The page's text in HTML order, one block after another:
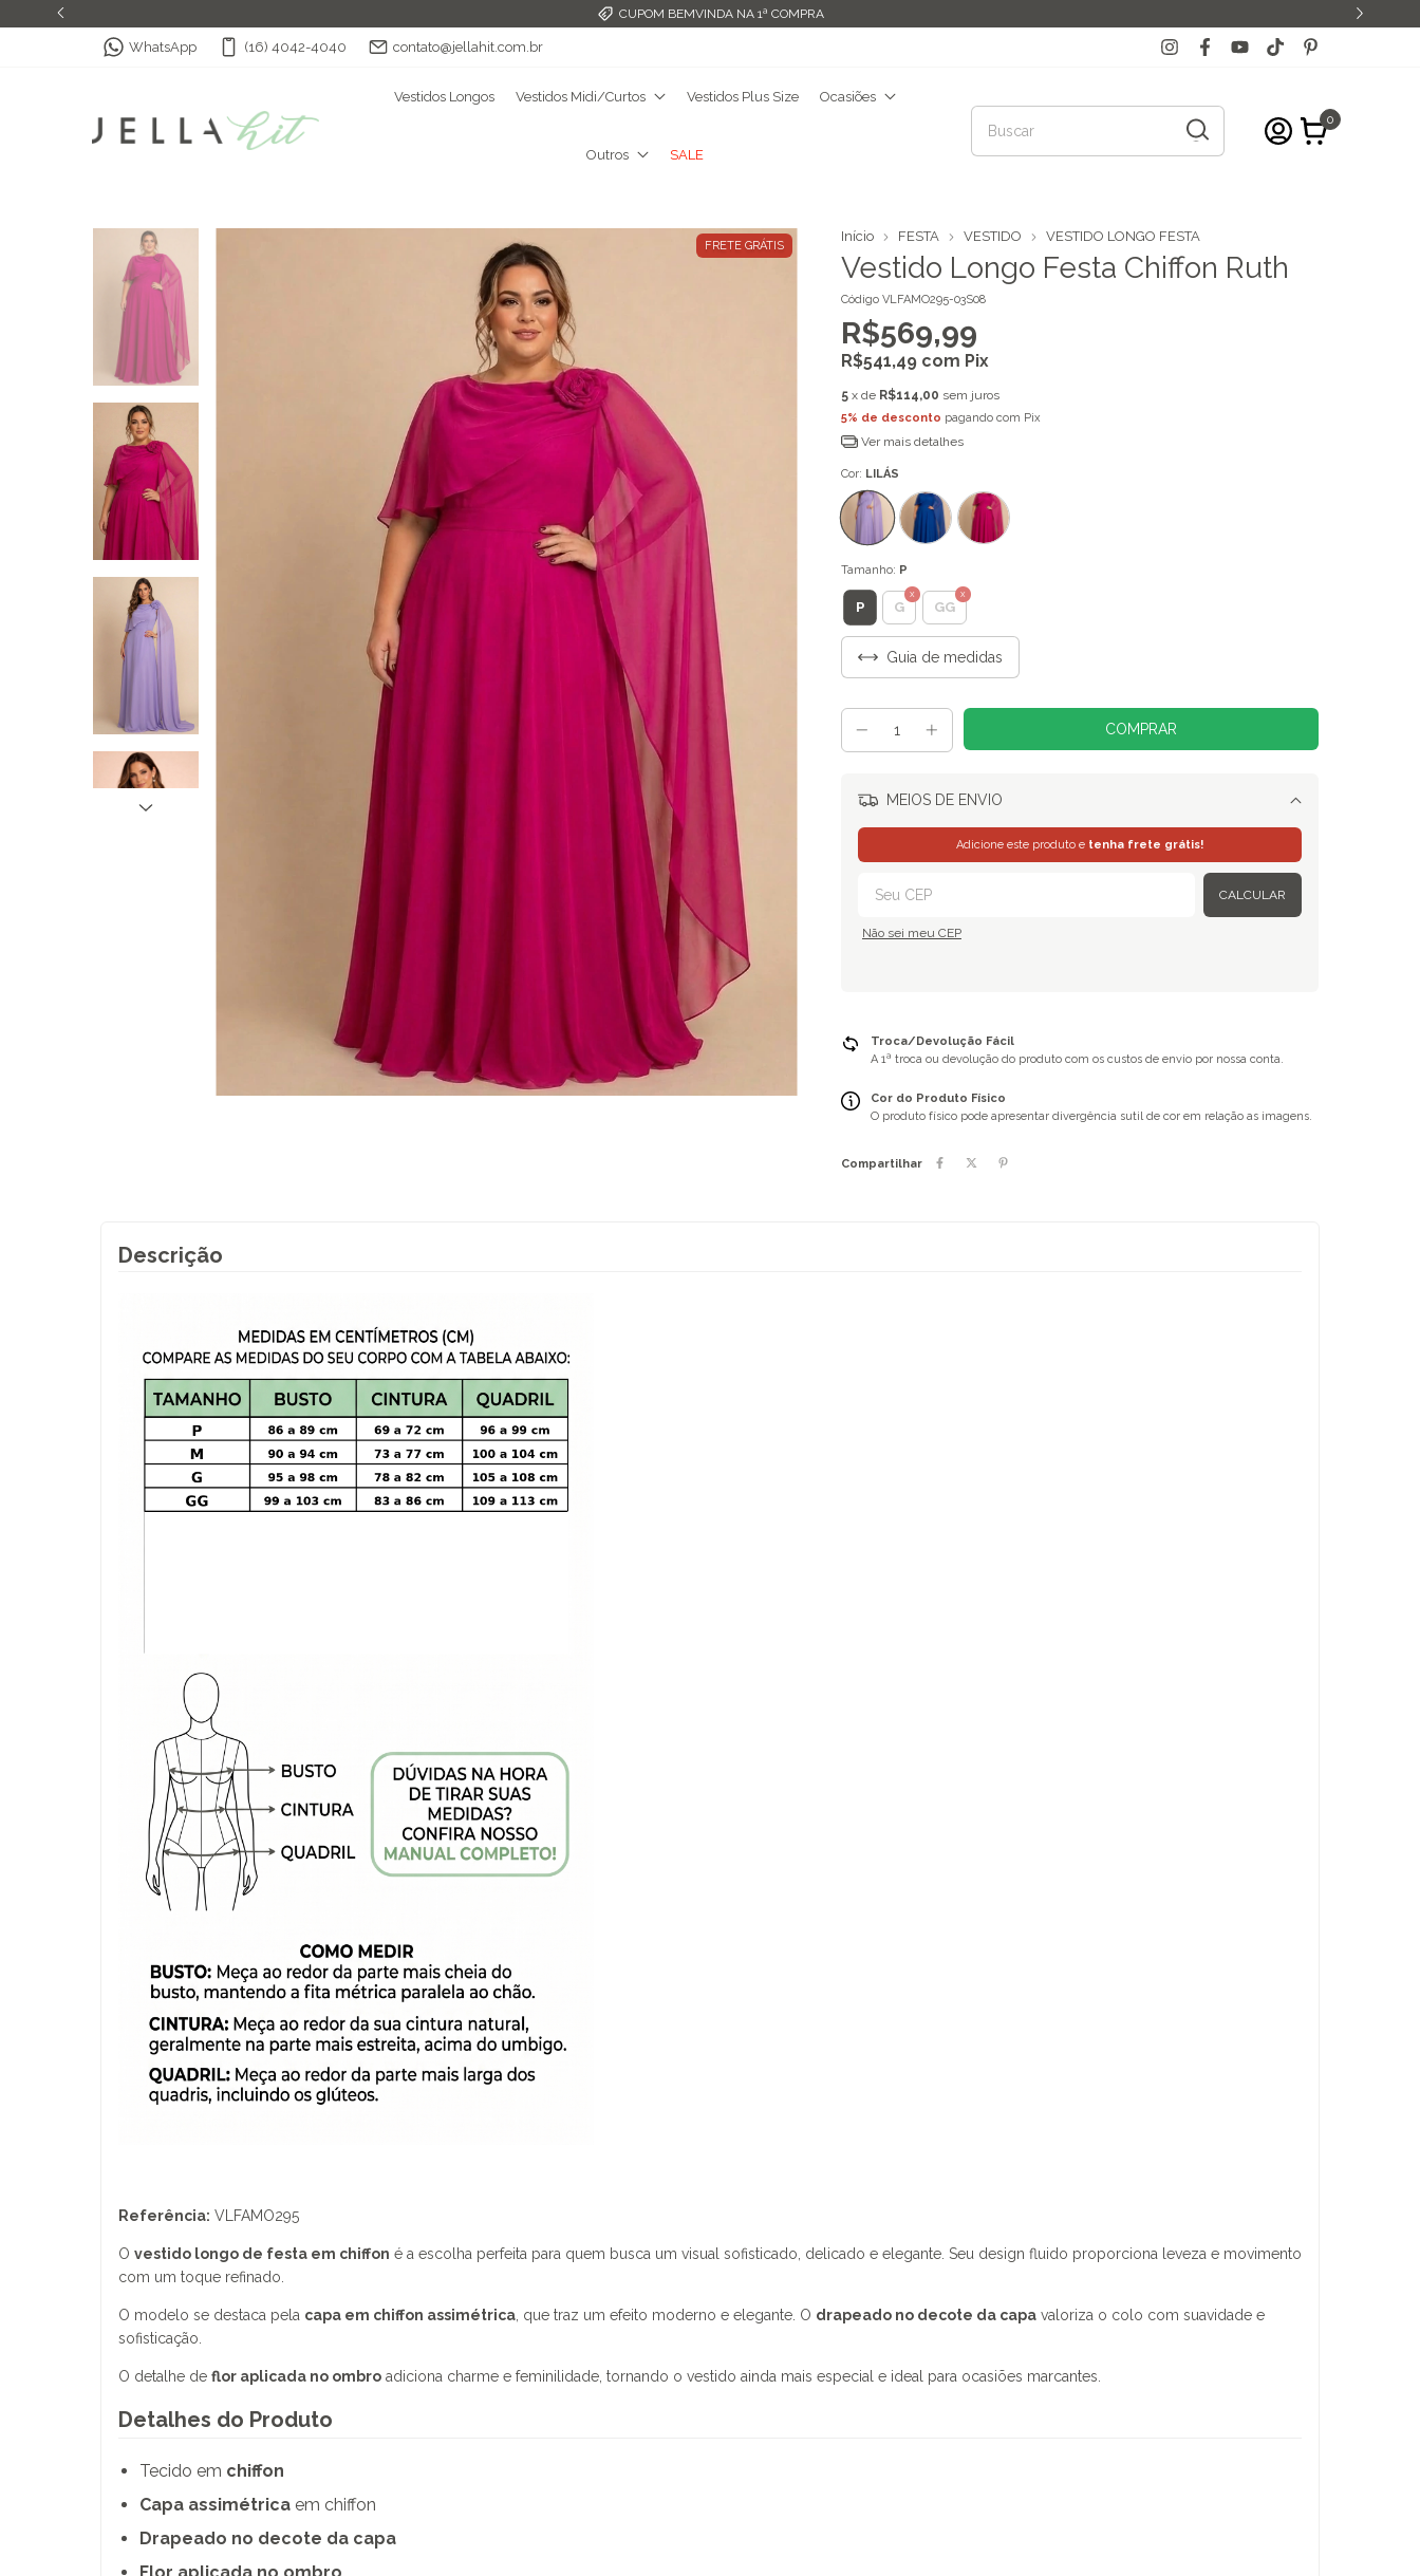
FRETE GRÁTIS ACIMA DE R$349,99
WhatsApp (16) 4042-4040 contato@jellahit.com.br
Vestidos Longos Vestidos Midi/Curtos Vestidos Plus Size Ocasiões
Outros SALE
0
FRETE GRÁTIS
Início FESTA VESTIDO VESTIDO LONGO FESTA
Vestido Longo Festa Chiffon Ruth
Código VLFAMO295-03S08
R$569,99
R$541,49 com Pix
5 x de R$114,00 sem juros
5% de desconto pagando com Pix
Ver mais detalhes
Cor: LILÁS
Tamanho: P
P G GG
Guia de medidas
MEIOS DE ENVIO
Alterar CEP
Adicione este produto e tenha frete grátis!
CALCULAR
Não sei meu CEP
Troca/Devolução Fácil
A 1ª troca ou devolução do produto com os custos de envio por nossa conta.
Cor do Produto Físico
O produto físico pode apresentar divergência sutil de cor em relação as imagens.
Compartilhar
Descrição
Referência: VLFAMO295
O vestido longo de festa em chiffon é a escolha perfeita para quem busca um visual sofisticado, delicado e elegante. Seu design fluido proporciona leveza e movimento
com um toque refinado.
O modelo se destaca pela capa em chiffon assimétrica, que traz um efeito moderno e elegante. O drapeado no decote da capa valoriza o colo com suavidade e
sofisticação.
O detalhe de flor aplicada no ombro adiciona charme e feminilidade, tornando o vestido ainda mais especial e ideal para ocasiões marcantes.
Detalhes do Produto
Tecido em chiffon
Capa assimétrica em chiffon
Drapeado no decote da capa